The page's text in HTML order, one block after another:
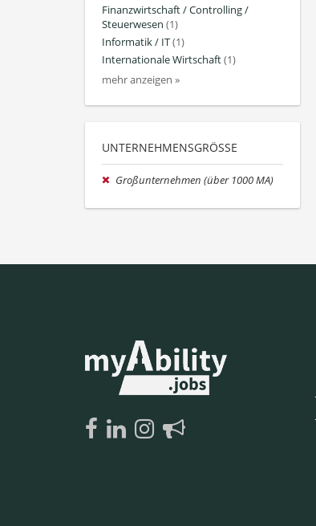
Finanzwirtschaft / Controlling /
Steuerwesen (1)
Informatik / IT(1)
Internationale Wirtschaft(1)
mehr anzeigen »
UNTERNEHMENSGRÖSSE
Großunternehmen (über 1000 MA)